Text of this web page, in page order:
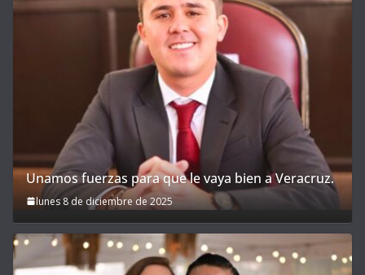
Unamos fuerzas para que le vaya bien a Veracruz.
lunes 8 de diciembre de 2025